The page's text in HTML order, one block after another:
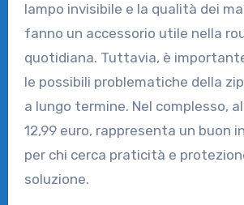
lampo invisibile e la qualità dei
fanno un accessorio utile nella
quotidiana. Tuttavia, è
le possibili problematiche della
a lungo termine. Nel complesso,
12,99 euro, rappresenta un buon
per chi cerca praticità e
soluzione.